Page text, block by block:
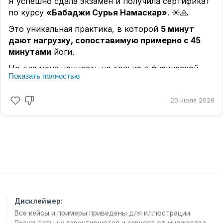
меняются не только обстоятельства, но и они
А очень часто именно внутренние изменения и
становятся началом
самое время его определить. Ссылку, как это
сделать, я оставляю
здесь
по курсу «Бабаджи Сурья Намаскар». ☀️🙏
Это уникальная практика, в которой 5 минут
дают нагрузку, сопоставимую примерно с 45
минутами йоги.
Но для меня ценность не только в физической
форме. Это ещё один инструмент, который
внутреннего состояния❤️
Показать полностью
20 июля 2026
Дисклеймер:
Все кейсы и примеры приведены для иллюстрации.